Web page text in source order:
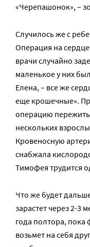
«Черепашонок», –
Случилось же с
Операция на
врачи случайно
маленькое у них
Елена, – все же
еще крошечные».
операцию пережить,
нескольких
Кровеносную
снабжала
Тимофея трудится
Что же будет
зарастет через 2-3
года полтора,
возьмет на себя